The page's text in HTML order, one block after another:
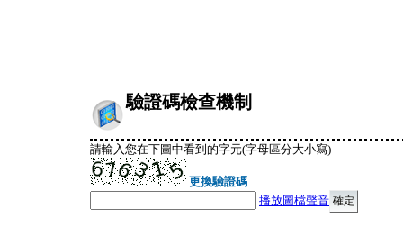
驗證碼檢查機制
請輸入您在下圖中看到的字元(字母區分大小寫)
更換驗證碼
播放圖檔聲音